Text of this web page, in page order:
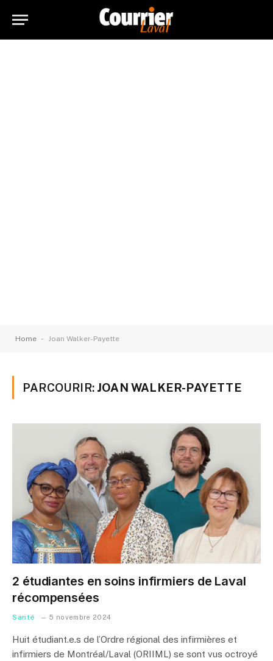
Home - Joan Walker-Payette
PARCOURIR: JOAN WALKER-PAYETTE
2 étudiantes en soins infirmiers de Laval
récompensées
Santé 5 novembre 2024
Huit étudiant.e.s de l’Ordre régional des infirmières et
infirmiers de Montréal/Laval (ORIIML) se sont vus octroyé